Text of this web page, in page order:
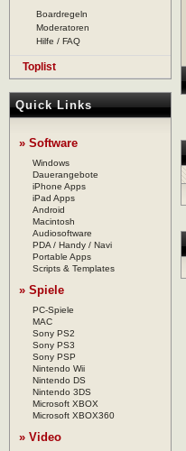
Boardregeln
Moderatoren
Hilfe / FAQ
Toplist
Quick Links
» Software
Windows
Dauerangebote
iPhone Apps
iPad Apps
Android
Macintosh
Audiosoftware
PDA / Handy / Navi
Portable Apps
Scripts & Templates
» Spiele
PC-Spiele
MAC
Sony PS2
Sony PS3
Sony PSP
Nintendo Wii
Nintendo DS
Nintendo 3DS
Microsoft XBOX
Microsoft XBOX360
» Video